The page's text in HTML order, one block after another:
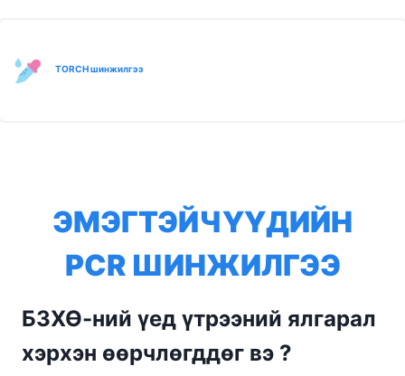
TORCH шинжилгээ
ЭМЭГТЭЙЧҮҮДИЙН
PCR ШИНЖИЛГЭЭ
БЗХӨ-ний үед үтрээний ялгарал
хэрхэн өөрчлөгддөг вэ ?